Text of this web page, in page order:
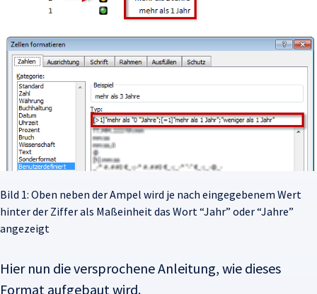
Bild 1: Oben neben der Ampel wird je nach eingegebenem Wert
hinter der Ziffer als Maßeinheit das Wort “Jahr” oder “Jahre”
angezeigt
Hier nun die versprochene Anleitung, wie dieses
Format aufgebaut wird.